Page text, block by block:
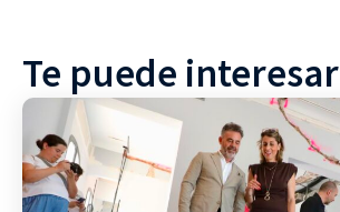
Te puede interesar